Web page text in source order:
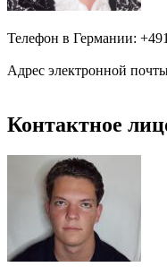
Телефон в Германии:
Адрес электронной
Контактное